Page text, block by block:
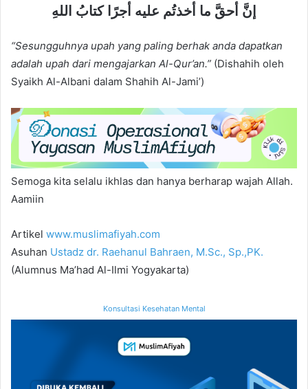
إنَّ أحقَّ ما أخذتُم عليه أجرًا كتابُ اللهِ
“Sesungguhnya upah yang paling berhak anda dapatkan
adalah upah dari mengajarkan Al-Qur’an.” (Dishahih oleh
Syaikh Al-Albani dalam Shahih Al-Jami’)
Semoga kita selalu ikhlas dan hanya berharap wajah Allah.
Aamiin
Artikel www.muslimafiyah.com
Asuhan Ustadz dr. Raehanul Bahraen, M.Sc., Sp.,PK.
(Alumnus Ma’had Al-Ilmi Yogyakarta)
Konsultasi Kesehatan Mental